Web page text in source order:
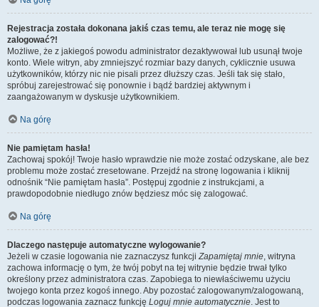
Rejestracja została dokonana jakiś czas temu, ale teraz nie mogę się
zalogować?!
Możliwe, że z jakiegoś powodu administrator dezaktywował lub usunął twoje
konto. Wiele witryn, aby zmniejszyć rozmiar bazy danych, cyklicznie usuwa
użytkowników, którzy nic nie pisali przez dłuższy czas. Jeśli tak się stało,
spróbuj zarejestrować się ponownie i bądź bardziej aktywnym i
zaangażowanym w dyskusje użytkownikiem.
Na górę
Nie pamiętam hasła!
Zachowaj spokój! Twoje hasło wprawdzie nie może zostać odzyskane, ale bez
problemu może zostać zresetowane. Przejdź na stronę logowania i kliknij
odnośnik “Nie pamiętam hasła”. Postępuj zgodnie z instrukcjami, a
prawdopodobnie niedługo znów będziesz móc się zalogować.
Na górę
Dlaczego następuje automatyczne wylogowanie?
Jeżeli w czasie logowania nie zaznaczysz funkcjiZapamiętaj mnie, witryna
zachowa informację o tym, że twój pobyt na tej witrynie będzie trwał tylko
określony przez administratora czas. Zapobiega to niewłaściwemu użyciu
twojego konta przez kogoś innego. Aby pozostać zalogowanym/zalogowaną,
podczas logowania zaznacz funkcję Loguj mnie automatycznie. Jest to